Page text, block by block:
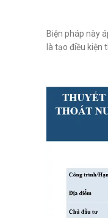
Biện pháp này
là tạo điều kiện